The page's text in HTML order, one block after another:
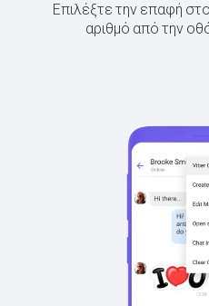
Επιλέξτε την επαφή
αριθμό από την